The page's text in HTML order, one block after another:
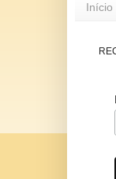
Início